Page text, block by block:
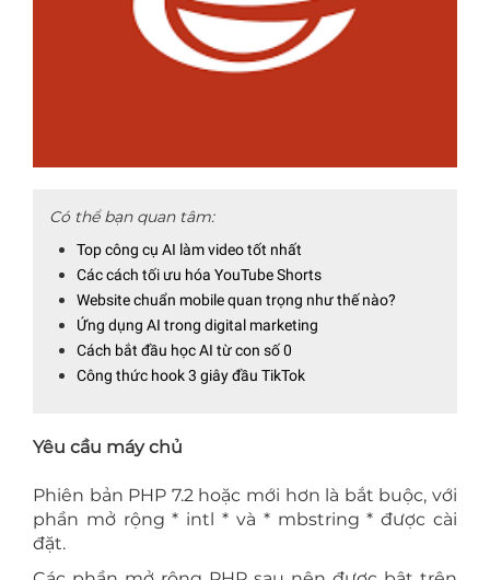
Có thể bạn quan tâm:
Top công cụ AI làm video tốt nhất
Các cách tối ưu hóa YouTube Shorts
Website chuẩn mobile quan trọng như thế nào?
Ứng dụng AI trong digital marketing
Cách bắt đầu học AI từ con số 0
Công thức hook 3 giây đầu TikTok
Yêu cầu máy chủ
Phiên bản PHP 7.2 hoặc mới hơn là bắt buộc, với
phần mở rộng * intl * và * mbstring * được cài
đặt.